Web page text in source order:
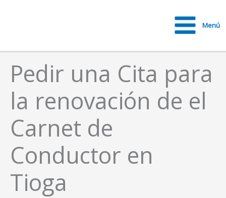
Main
Menu
Menú
Pedir una Cita para
la renovación de el
Carnet de
Conductor en
Tioga